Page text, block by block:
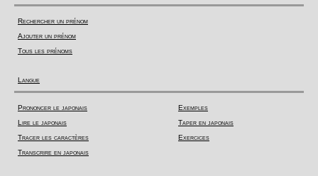
Rechercher un prénom
Ajouter un prénom
Tous les prénoms
Langue
Prononcer le japonais
Lire le japonais
Tracer les caractères
Transcrire en japonais
Exemples
Taper en japonais
Exercices